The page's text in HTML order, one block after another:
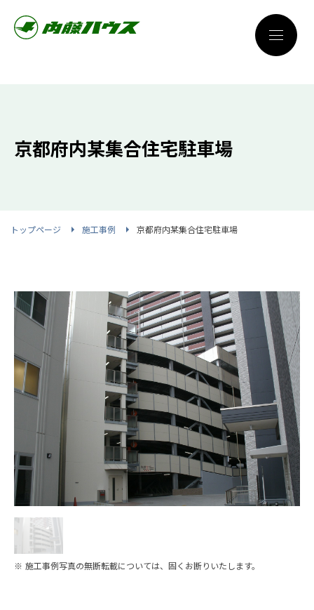
京都府内某集合住宅駐車場
トップページ 施工事例 京都府内某集合住宅駐車場
※ 施工事例写真の無断転載については、固くお断りいたします。